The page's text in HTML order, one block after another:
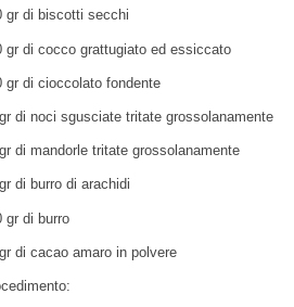
gr di biscotti secchi
gr di cocco grattugiato ed essiccato
gr di cioccolato fondente
di noci sgusciate tritate grossolanamente
di mandorle tritate grossolanamente
di burro di arachidi
gr di burro
di cacao amaro in polvere